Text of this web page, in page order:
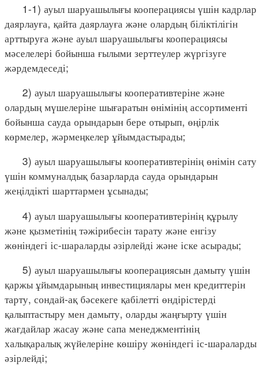
1-1) ауыл шаруашылығы кооперациясы үшін кадрлар
даярлауға, қайта даярлауға және олардың біліктілігін
арттыруға және ауыл шаруашылығы кооперациясы
мәселелері бойынша ғылыми зерттеулер жүргізуге
жәрдемдеседі;
2) ауыл шаруашылығы кооперативтеріне және
олардың мүшелеріне шығаратын өнімінің ассортименті
бойынша сауда орындарын бере отырып, өңірлік
көрмелер, жәрмеңкелер ұйымдастырады;
3) ауыл шаруашылығы кооперативтерінің өнімін сату
үшін коммуналдық базарларда сауда орындарын
жеңілдікті шарттармен ұсынады;
4) ауыл шаруашылығы кооперативтерінің құрылу
және қызметінің тәжірибесін тарату және енгізу
жөніндегі іс-шараларды әзірлейді және іске асырады;
5) ауыл шаруашылығы кооперациясын дамыту үшін
қаржы ұйымдарының инвестициялары мен кредиттерін
тарту, сондай-ақ бәсекеге қабілетті өндірістерді
қалыптастыру мен дамыту, оларды жаңғырту үшін
жағдайлар жасау және сапа менеджментінің
халықаралық жүйелеріне көшіру жөніндегі іс-шараларды
әзірлейді;